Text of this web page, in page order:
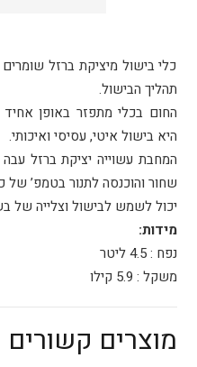
כלי בישול מיציקת ברזל
תהליך הבישול.
החום בכלי מתפזר באופן
היא בישול איטי, עסיסי ואיכותי.
המחבת עשוייה יציקת ברזל
שחור והוכנסה לתנור בטמפ’ של כ-800
יכול לשמש לבישול וצלייה של
מידות:
נפח : 4.5 ליטר
משקל : 5.9 קילו
מוצרים קשורים